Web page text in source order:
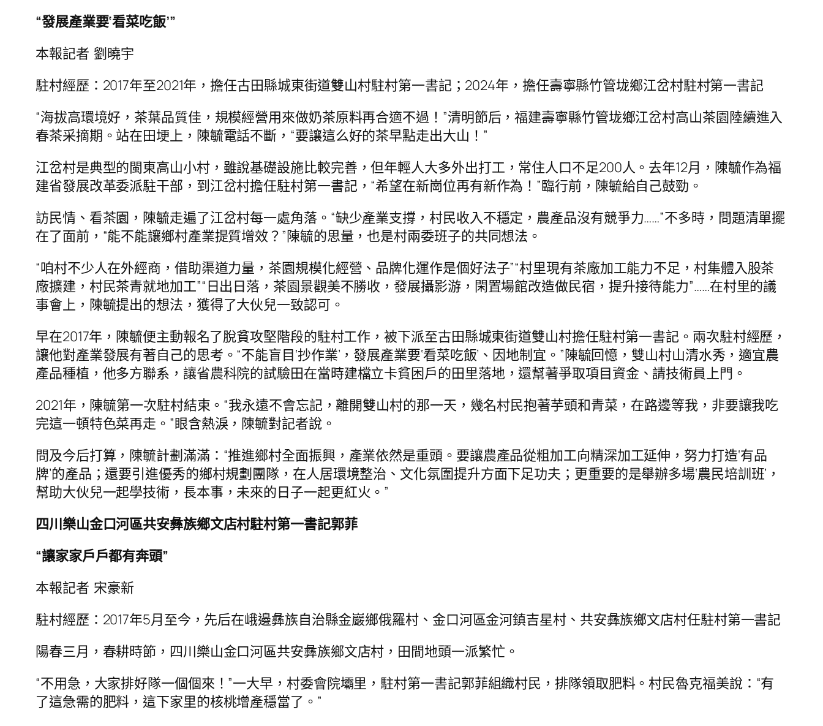
“發展產業要‘看菜吃飯’”
本報記者 劉曉宇
駐村經歷：2017年至2021年，擔任古田縣城東街道雙山村駐村第一書記；2024年，擔任壽寧縣竹管垅鄉江岔村駐村第一書記
“海拔高環境好，茶葉品質佳，規模經營用來做奶茶原料再合適不過！”清明節后，福建壽寧縣竹管垅鄉江岔村高山茶園陸續進入
春茶采摘期。站在田埂上，陳毓電話不斷，“要讓這么好的茶早點走出大山！”
江岔村是典型的閩東高山小村，雖說基礎設施比較完善，但年輕人大多外出打工，常住人口不足200人。去年12月，陳毓作為福
建省發展改革委派駐干部，到江岔村擔任駐村第一書記，“希望在新崗位再有新作為！”臨行前，陳毓給自己鼓勁。
訪民情、看茶園，陳毓走遍了江岔村每一處角落。“缺少產業支撐，村民收入不穩定，農產品沒有競爭力……”不多時，問題清單擺
在了面前，“能不能讓鄉村產業提質增效？”陳毓的思量，也是村兩委班子的共同想法。
“咱村不少人在外經商，借助渠道力量，茶園規模化經營、品牌化運作是個好法子”“村里現有茶廠加工能力不足，村集體入股茶
廠擴建，村民茶青就地加工”“日出日落，茶園景觀美不勝收，發展攝影游，閑置場館改造做民宿，提升接待能力”……在村里的議
事會上，陳毓提出的想法，獲得了大伙兒一致認可。
早在2017年，陳毓便主動報名了脫貧攻堅階段的駐村工作，被下派至古田縣城東街道雙山村擔任駐村第一書記。兩次駐村經歷，
讓他對產業發展有著自己的思考。“不能盲目‘抄作業’，發展產業要‘看菜吃飯’、因地制宜。”陳毓回憶，雙山村山清水秀，適宜農
產品種植，他多方聯系，讓省農科院的試驗田在當時建檔立卡貧困戶的田里落地，還幫著爭取項目資金、請技術員上門。
2021年，陳毓第一次駐村結束。“我永遠不會忘記，離開雙山村的那一天，幾名村民抱著芋頭和青菜，在路邊等我，非要讓我吃
完這一頓特色菜再走。”眼含熱淚，陳毓對記者說。
問及今后打算，陳毓計劃滿滿：“推進鄉村全面振興，產業依然是重頭。要讓農產品從粗加工向精深加工延伸，努力打造‘有品
牌’的產品；還要引進優秀的鄉村規劃團隊，在人居環境整治、文化氛圍提升方面下足功夫；更重要的是舉辦多場‘農民培訓班’，
幫助大伙兒一起學技術，長本事，未來的日子一起更紅火。”
四川樂山金口河區共安彝族鄉文店村駐村第一書記郭菲
“讓家家戶戶都有奔頭”
本報記者 宋豪新
駐村經歷：2017年5月至今，先后在峨邊彝族自治縣金巖鄉俄羅村、金口河區金河鎮吉星村、共安彝族鄉文店村任駐村第一書記
陽春三月，春耕時節，四川樂山金口河區共安彝族鄉文店村，田間地頭一派繁忙。
“不用急，大家排好隊一個個來！”一大早，村委會院壩里，駐村第一書記郭菲組織村民，排隊領取肥料。村民魯克福美說：“有
了這急需的肥料，這下家里的核桃增產穩當了。”